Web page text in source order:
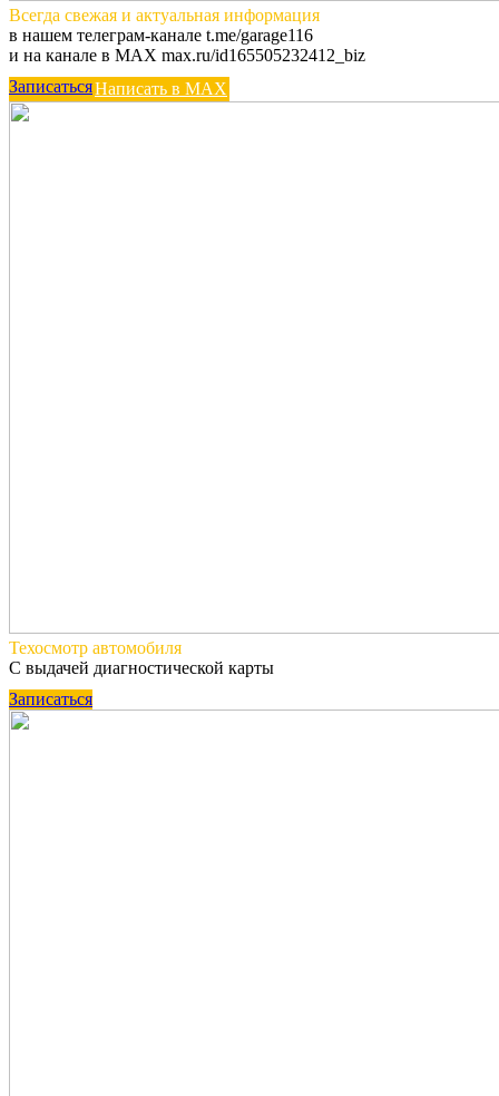
Всегда свежая и актуальная информация
в нашем телеграм-канале t.me/garage116
и на канале в MAX max.ru/id165505232412_biz
ЗаписатьсяНаписать в MAX
Техосмотр автомобиля
С выдачей диагностической карты
Записаться